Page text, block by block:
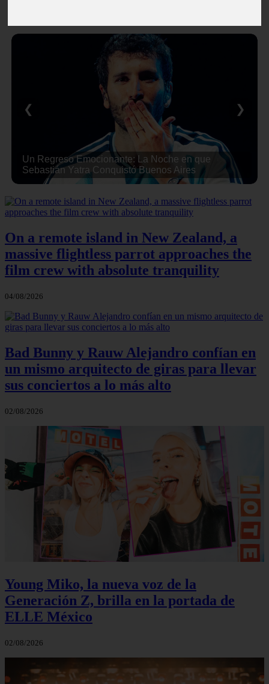
Un Regreso Emocionante: La Noche en que
Sebastián Yatra Conquistó Buenos Aires
❮ ❯
On a remote island in New Zealand, a
massive flightless parrot approaches the
film crew with absolute tranquility
04/08/2026
Bad Bunny y Rauw Alejandro confían en
un mismo arquitecto de giras para llevar
sus conciertos a lo más alto
02/08/2026
Young Miko, la nueva voz de la
Generación Z, brilla en la portada de
ELLE México
02/08/2026